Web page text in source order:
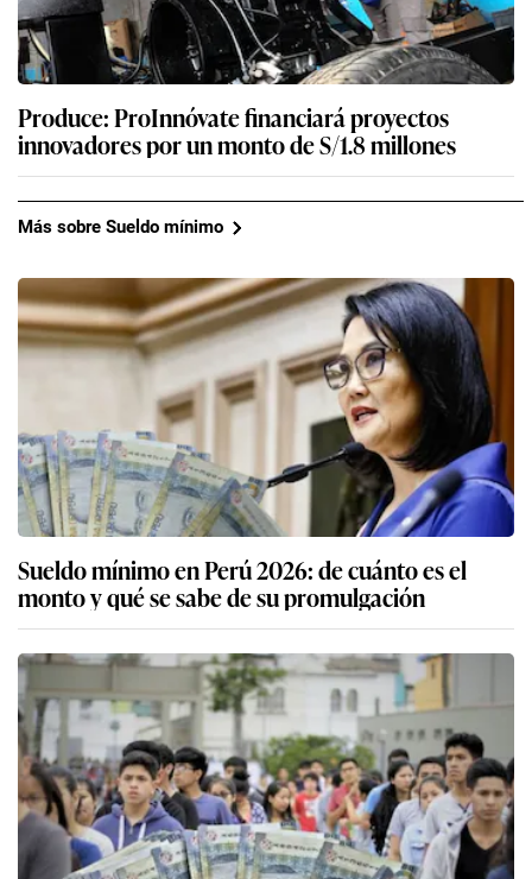
Produce: ProInnóvate financiará proyectos
innovadores por un monto de S/1.8 millones
Más sobre Sueldo mínimo
Sueldo mínimo en Perú 2026: de cuánto es el
monto y qué se sabe de su promulgación